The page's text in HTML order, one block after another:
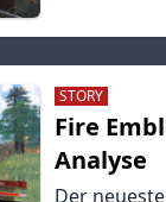
STORY
Fire
Analyse
Der